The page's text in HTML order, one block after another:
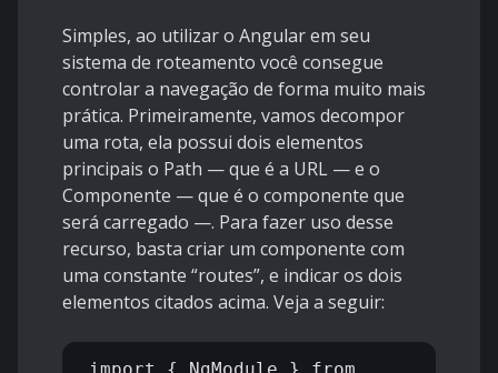
Simples, ao utilizar o Angular em seu
sistema de roteamento você consegue
controlar a navegação de forma muito mais
prática. Primeiramente, vamos decompor
uma rota, ela possui dois elementos
principais o Path — que é a URL — e o
Componente — que é o componente que
será carregado —. Para fazer uso desse
recurso, basta criar um componente com
uma constante “routes”, e indicar os dois
elementos citados acima. Veja a seguir: